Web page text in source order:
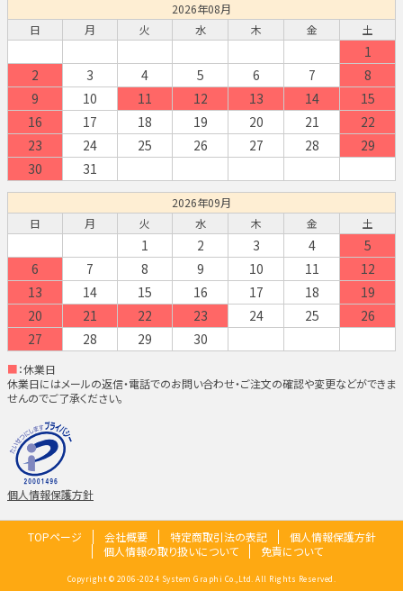
2026年08月
日
月 火 水 木 金 土
1
2
3 4 5 6 7
8
9
10 11 12 13 14
15
16
17 18 19 20 21
22
23
24 25 26 27 28
29
30
31
2026年09月
日
月 火 水 木 金 土
1 2 3 4
5
6
7 8 9 10 11
12
13
14 15 16 17 18
19
20
21 22 23 24 25
26
27
28 29 30
■：休業日
休業日にはメールの返信・電話でのお問い合わせ・ご注文の確認や変更などができま
せんのでご了承ください。
個人情報保護方針
TOPページ 会社概要 特定商取引法の表記
個人情報保護方針
個人情報の取り扱いについて
免責について
Copyright © 2006-2024 System Graphi Co.,Ltd. All Rights Reserved.